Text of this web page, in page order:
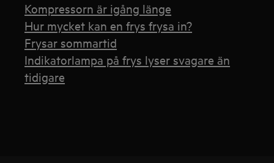
Kompressorn är igång länge
Hur mycket kan en frys frysa in?
Frysar sommartid
Indikatorlampa på frys lyser svagare än
tidigare